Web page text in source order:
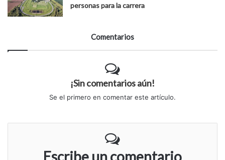
personas para la carrera
Comentarios
¡Sin comentarios aún!
Se el primero en comentar este artículo.
Escribe un comentario